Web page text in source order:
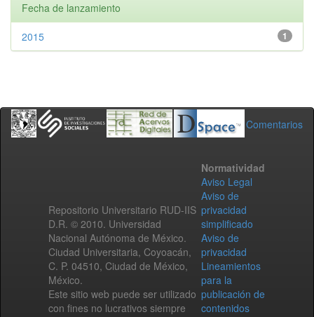
Fecha de lanzamiento
1
2015
Comentarios
Repositorio Universitario RUD-IIS
D.R. © 2010. Universidad
Nacional Autónoma de México.
Ciudad Universitaria, Coyoacán,
C. P. 04510, Ciudad de México,
México.
Este sitio web puede ser utilizado
con fines no lucrativos siempre
Normatividad
Aviso Legal
Aviso de
privacidad
simplificado
Aviso de
privacidad
Lineamientos
para la
publicación de
contenidos